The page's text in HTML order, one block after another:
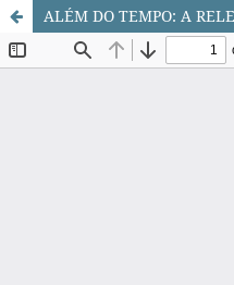
ALÉM DO TEMPO: A